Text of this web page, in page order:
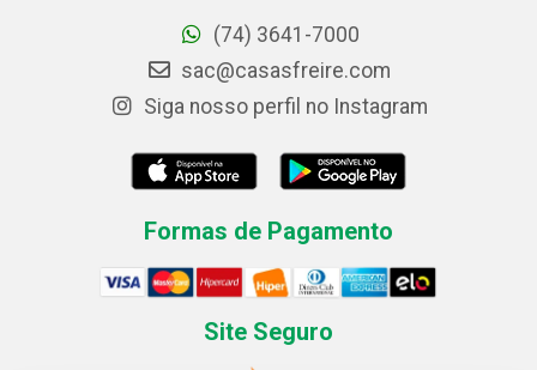
(74) 3641-7000
sac@casasfreire.com
Siga nosso perfil no Instagram
Formas de Pagamento
Site Seguro